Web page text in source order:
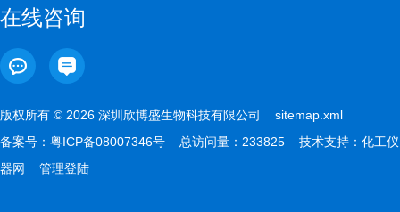
在线咨询
版权所有 © 2026 深圳欣博盛生物科技有限公司 sitemap.xml
备案号： 粤ICP备08007346号 总访问量：233825 技术支持： 化工仪
器网
管理登陆